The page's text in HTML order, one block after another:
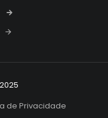
de Privacidade